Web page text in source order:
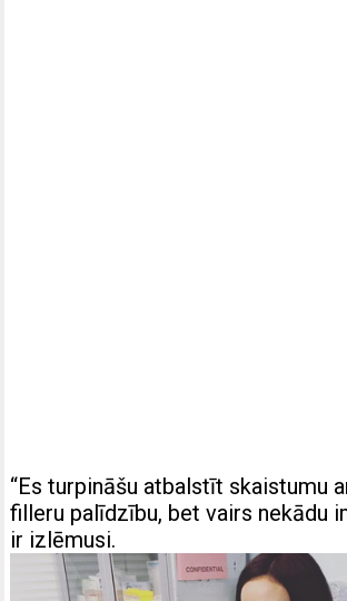
“Es turpināšu atbalstīt skaistumu
filleru palīdzību, bet vairs nekādu
ir izlēmusi.